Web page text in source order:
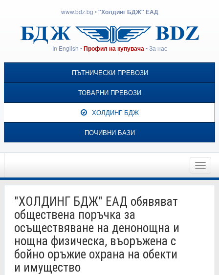
www.bdz.bg •"Холдинг БДЖ" ЕАД
In English •Профил на купувача •За нас
ПЪТНИЧЕСКИ ПРЕВОЗИ
ТОВАРНИ ПРЕВОЗИ
ХОЛДИНГ БДЖ
ПОЧИВНИ БАЗИ
Toggle
"ХОЛДИНГ БДЖ" ЕАД обявяват
обществена поръчка за
осъществяване на денонощна и
нощна физическа, въоръжена с
бойно оръжие охрана на обекти
и имущество